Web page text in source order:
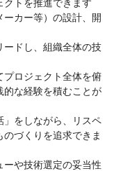
トを推進できます
カー等）の設計、開
ードし、組織全体の技
プロジェクト全体を俯
的な経験を積むことが
」をしながら、リスペ
づくりを追求できま
ーや技術選定の妥当性